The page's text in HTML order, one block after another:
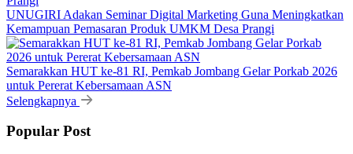
UNUGIRI Adakan Seminar Digital Marketing Guna Meningkatkan
Kemampuan Pemasaran Produk UMKM Desa Prangi
Semarakkan HUT ke-81 RI, Pemkab Jombang Gelar Porkab 2026
untuk Pererat Kebersamaan ASN
Selengkapnya
Popular Post